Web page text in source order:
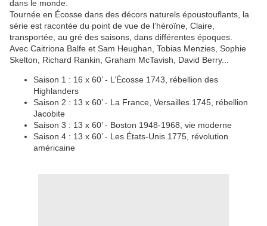
dans le monde.
Tournée en Écosse dans des décors naturels époustouflants, la
série est racontée du point de vue de l’héroïne, Claire,
transportée, au gré des saisons, dans différentes époques.
Avec Caitriona Balfe et Sam Heughan, Tobias Menzies, Sophie
Skelton, Richard Rankin, Graham McTavish, David Berry...
Saison 1 : 16 x 60’ - L’Écosse 1743, rébellion des
Highlanders
Saison 2 : 13 x 60’ - La France, Versailles 1745, rébellion
Jacobite
Saison 3 : 13 x 60’ - Boston 1948-1968, vie moderne
Saison 4 : 13 x 60’ - Les États-Unis 1775, révolution
américaine